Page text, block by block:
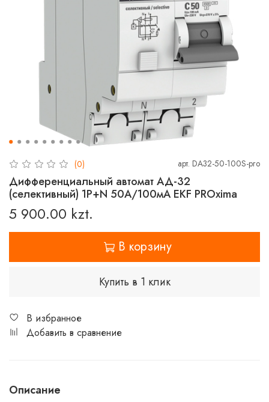
(0) арт. DA32-50-100S-pro
Дифференциальный автомат АД-32
(селективный) 1P+N 50А/100мА EKF PROxima
5 900.00 kzt.
В корзину
Купить в 1 клик
В избранное
Добавить в сравнение
Описание